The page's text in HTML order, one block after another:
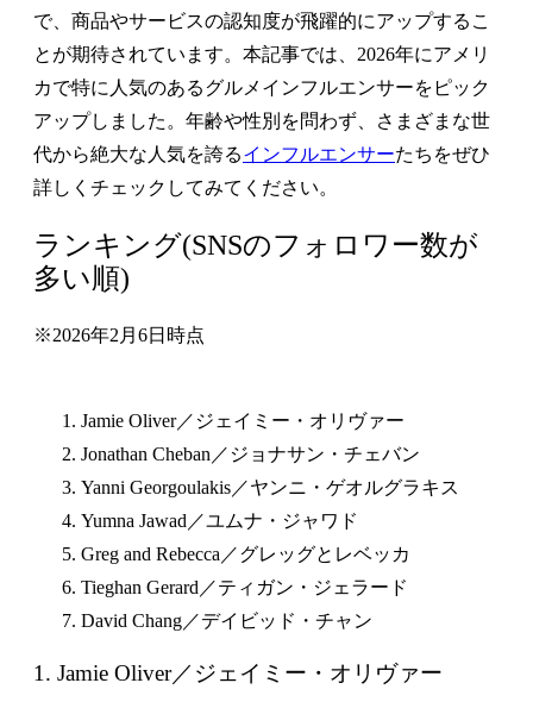
で、商品やサービスの認知度が飛躍的にアップするこ
とが期待されています。本記事では、2026年にアメリ
カで特に人気のあるグルメインフルエンサーをピック
アップしました。年齢や性別を問わず、さまざまな世
代から絶大な人気を誇るインフルエンサーたちをぜひ
詳しくチェックしてみてください。
ランキング(SNSのフォロワー数が
多い順)
※2026年2月6日時点
Jamie Oliver／ジェイミー・オリヴァー
Jonathan Cheban／ジョナサン・チェバン
Yanni Georgoulakis／ヤンニ・ゲオルグラキス
Yumna Jawad／ユムナ・ジャワド
Greg and Rebecca／グレッグとレベッカ
Tieghan Gerard／ティガン・ジェラード
David Chang／デイビッド・チャン
1. Jamie Oliver／ジェイミー・オリヴァー